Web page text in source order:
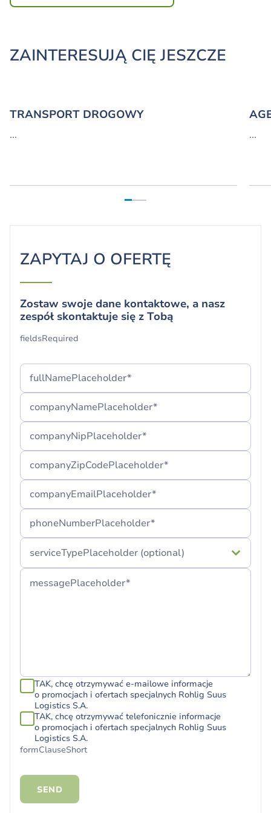
krajowym i zagranicznym. Obiekt zlokalizowany jest
READTHEENTIRECASESTUDY
ZAINTERESUJĄ CIĘ JESZCZE
TRANSPORT DROGOWY
... ...
ZAPYTAJ O OFERTĘ
fullNamePlaceholder*
companyNamePlaceholder*
companyNipPlaceholder*
companyZipCodePlaceholder*
companyEmailPlaceholder*
phoneNumberPlaceholder*
serviceTypePlaceholder (optional)
messagePlaceholder*
TAK, chcę otrzymywać e-mailowe informacje
o promocjach i ofertach specjalnych Rohlig Suus
Logistics S.A.
TAK, chcę otrzymywać telefonicznie informacje
o promocjach i ofertach specjalnych Rohlig Suus
Logistics S.A.
formClauseShort
SEND
Zostaw swoje dane kontaktowe, a nasz
zespół skontaktuje się z Tobą
fieldsRequired
Twój formularz został pomyślnie
Dziękujemy i cieszymy się, że jesteś z nami.
Jeżeli nie możesz odnaleźć naszej wiadomości,
sugerujemy sprawdzenie folderu „Spam” lub
odczekanie kilku minut.